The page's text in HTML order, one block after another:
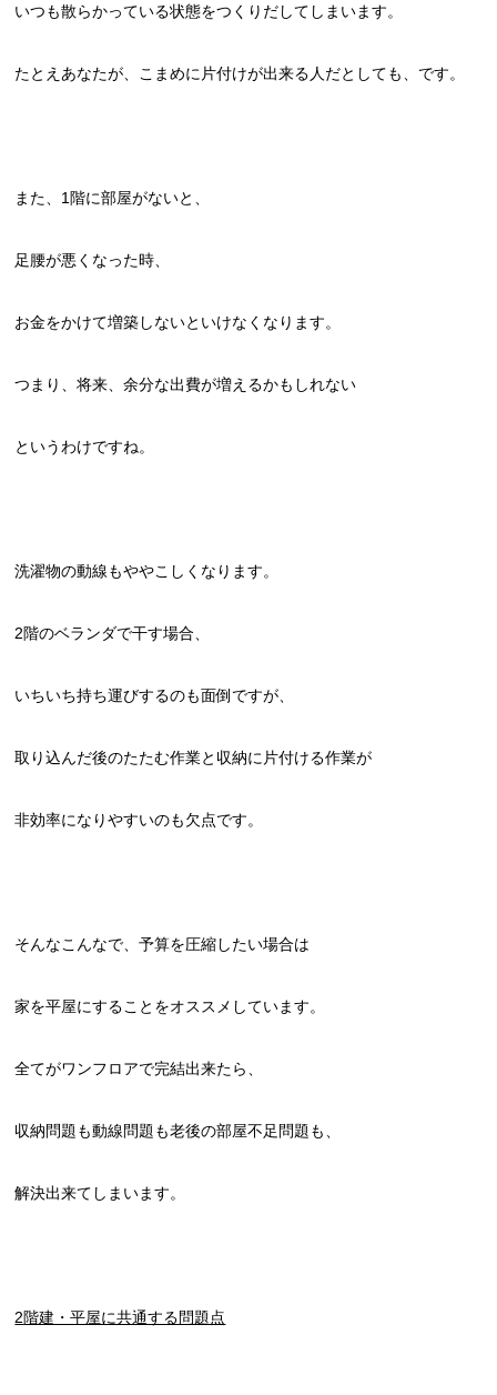
いつも散らかっている状態をつくりだしてしまいます。
たとえあなたが、こまめに片付けが出来る人だとしても、です。
また、1階に部屋がないと、
足腰が悪くなった時、
お金をかけて増築しないといけなくなります。
つまり、将来、余分な出費が増えるかもしれない
というわけですね。
洗濯物の動線もややこしくなります。
2階のベランダで干す場合、
いちいち持ち運びするのも面倒ですが、
取り込んだ後のたたむ作業と収納に片付ける作業が
非効率になりやすいのも欠点です。
そんなこんなで、予算を圧縮したい場合は
家を平屋にすることをオススメしています。
全てがワンフロアで完結出来たら、
収納問題も動線問題も老後の部屋不足問題も、
解決出来てしまいます。
2階建・平屋に共通する問題点